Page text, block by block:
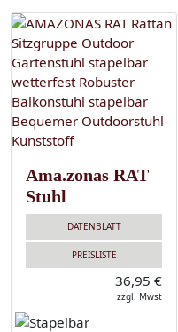
Ama.zonas RAT
Stuhl
DATENBLATT
PREISLISTE
36,95 €
zzgl. Mwst